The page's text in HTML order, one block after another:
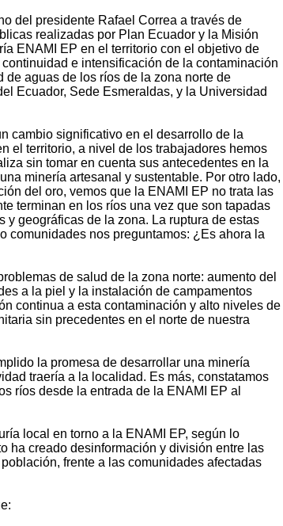
del presidente Rafael Correa a través de
realizadas por Plan Ecuador y la Misión
ENAMI EP en el territorio con el objetivo de
e intensificación de la contaminación
aguas de los ríos de la zona norte de
Ecuador, Sede Esmeraldas, y la Universidad
cambio significativo en el desarrollo de la
el territorio, a nivel de los trabajadores hemos
sin tomar en cuenta sus antecedentes en la
minería artesanal y sustentable. Por otro lado,
del oro, vemos que la ENAMI EP no trata las
terminan en los ríos una vez que son tapadas
geográficas de la zona. La ruptura de estas
comunidades nos preguntamos: ¿Es ahora la
de salud de la zona norte: aumento del
a la piel y la instalación de campamentos
continua a esta contaminación y alto niveles de
sin precedentes en el norte de nuestra
la promesa de desarrollar una minería
traería a la localidad. Es más, constatamos
ríos desde la entrada de la ENAMI EP al
local en torno a la ENAMI EP, según lo
ha creado desinformación y división entre las
frente a las comunidades afectadas